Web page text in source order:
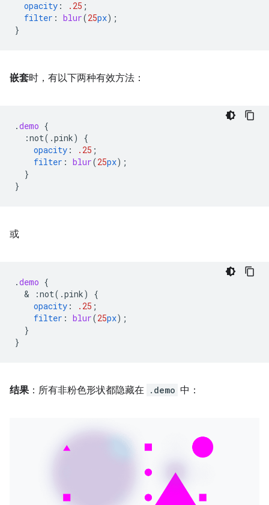
opacity : .25 ;
filter : blur(25px);
}
嵌套时，有以下两种有效方法：
.demo {
:not(.pink)
{
opacity : .25 ;
filter : blur(25px);
}
}
或
.demo {
  &
:not(.pink)
{
opacity : .25 ;
filter : blur(25px);
}
}
结果 ：所有非粉色形状都隐藏在 .demo 中：